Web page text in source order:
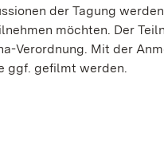
der Tagung
möchten. Der
Verordnung. Mit der
ggf. gefilmt werden.